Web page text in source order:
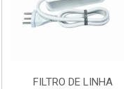
EXTENSAO ENGECABOS